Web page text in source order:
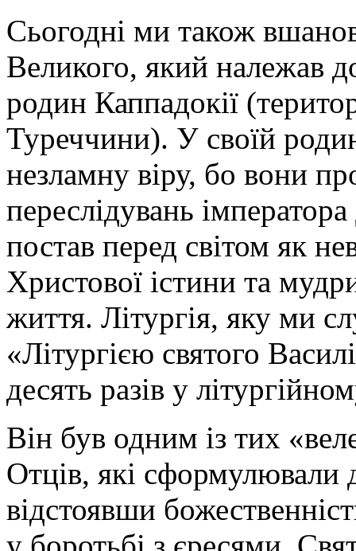
Сьогодні ми також
Великого, який належав
родин Каппадокії
Туреччини). У своїй
незламну віру, бо вони
переслідувань
постав перед світом як
Христової істини та
життя. Літургія, яку ми
«Літургією святого
десять разів у
Він був одним із тих
Отців, які
відстоявши